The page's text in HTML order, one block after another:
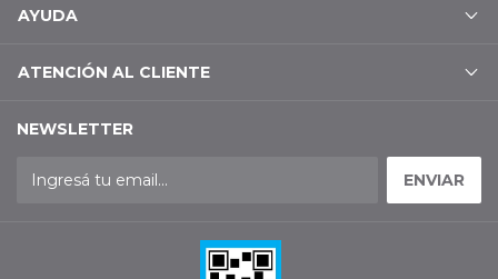
AYUDA
ATENCIÓN AL CLIENTE
NEWSLETTER